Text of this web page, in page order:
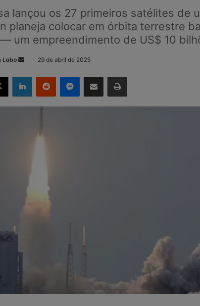
lançou os 27 primeiros satélites de
planeja colocar em órbita terrestre
um empreendimento de US$ 10
Lobo
Mande
mail
29 de abril de 2025
X LinkedinReddit Messenger
Compartilhar via e-mail Imprimir